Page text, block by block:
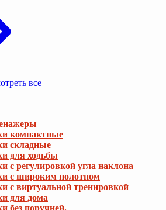
все
компактные
складные
для ходьбы
с регулировкой угла наклона
с широким полотном
с виртуальной тренировкой
для дома
без поручней.